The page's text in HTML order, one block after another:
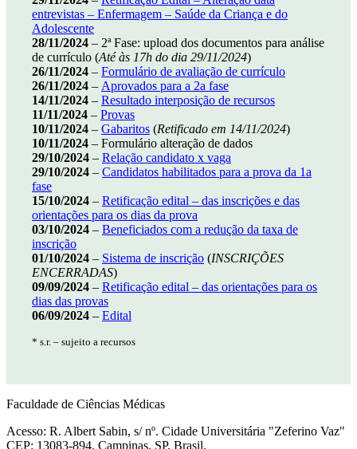
entrevistas – Enfermagem – Saúde da Criança e do
Adolescente
28/11/2024 – 2ª Fase: upload dos documentos para análise
de currículo (Até às 17h do dia 29/11/2024)
26/11/2024 – Formulário de avaliação de currículo
26/11/2024 – Aprovados para a 2a fase
14/11/2024 – Resultado interposição de recursos
11/11/2024 – Provas
10/11/2024 – Gabaritos (Retificado em 14/11/2024)
10/11/2024 – Formulário alteração de dados
29/10/2024 – Relação candidato x vaga
29/10/2024 – Candidatos habilitados para a prova da 1a
fase
15/10/2024 – Retificação edital – das inscrições e das
orientações para os dias da prova
03/10/2024 – Beneficiados com a redução da taxa de
inscrição
01/10/2024 – Sistema de inscrição (INSCRIÇÕES
ENCERRADAS)
09/09/2024 – Retificação edital – das orientações para os
dias das provas
06/09/2024 – Edital
* s.r. – sujeito a recursos
Faculdade de Ciências Médicas
Acesso: R. Albert Sabin, s/ nº. Cidade Universitária "Zeferino Vaz"
CEP: 13083-894. Campinas, SP, Brasil.